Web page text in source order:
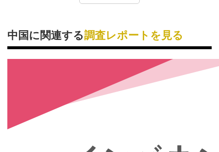
中国に関連する調査レポートを見る